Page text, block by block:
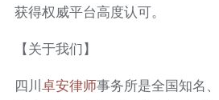
获得权威平台高度认可。
【关于我们】
四川卓安律师事务所是全国知名